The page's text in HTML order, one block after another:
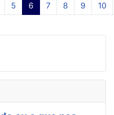
Página 6 de 253
5 6 7 8 9 10